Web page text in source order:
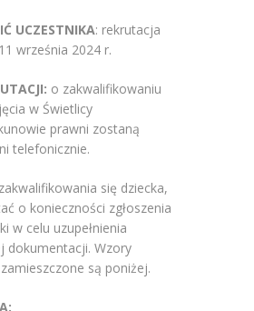
UCZESTNIKA: rekrutacja
września 2024 r.
o zakwalifikowaniu
w Świetlicy
prawni zostaną
telefonicznie.
się dziecka,
o konieczności zgłoszenia
w celu uzupełnienia
dokumentacji. Wzory
są poniżej.